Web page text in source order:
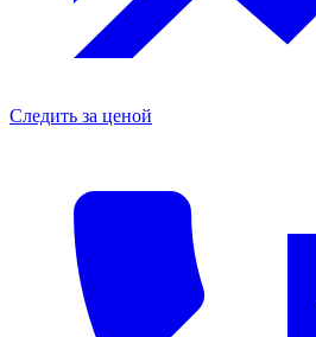
Следить за ценой